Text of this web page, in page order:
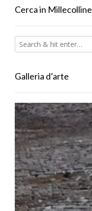
Cerca in Millecolline
Galleria d’arte